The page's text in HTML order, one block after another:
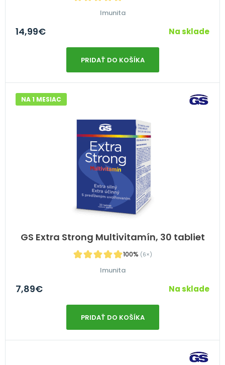
Imunita
14,99€ Na sklade
PRIDAŤ DO KOŠÍKA
GS Extra Strong Multivitamín, 30 tabliet
100% (6×)
NA 1 MESIAC
Imunita
7,89€ Na sklade
PRIDAŤ DO KOŠÍKA